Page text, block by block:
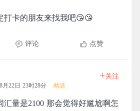
打卡的朋友来找我吧😘😘
评论 点赞
8月22日 23时28分 精选
+关注
汇量是2100 那会觉得好尴尬啊怎